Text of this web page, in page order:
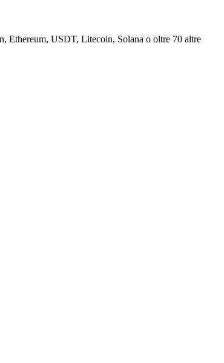
Ethereum, USDT, Litecoin, Solana o oltre 70 altre